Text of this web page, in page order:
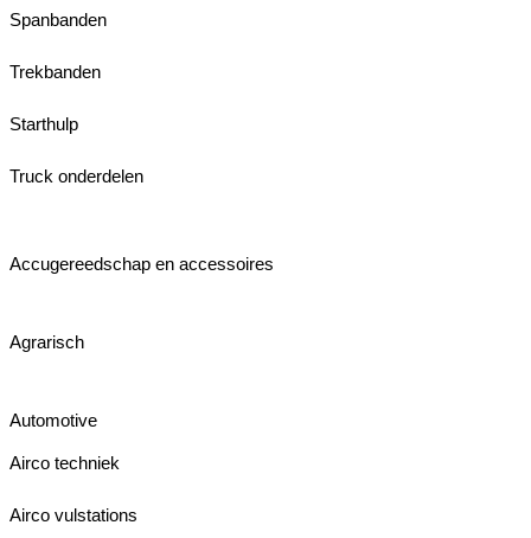
Spanbanden
Trekbanden
Starthulp
Truck onderdelen
Accugereedschap en accessoires
Agrarisch
Automotive
Airco techniek
Airco vulstations